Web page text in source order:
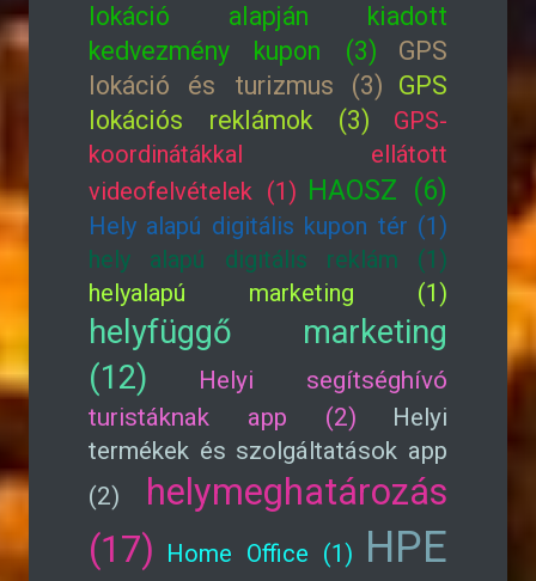
lokáció alapján kiadott
kedvezmény kupon (3)
GPS
lokáció és turizmus (3) GPS
lokációs reklámok (3)
GPS-
koordinátákkal ellátott
videofelvételek (1) HAOSZ (6)
Hely alapú digitális kupon tér (1)
hely alapú digitális reklám (1)
helyalapú marketing (1)
helyfüggő marketing
(12)
Helyi segítséghívó
turistáknak app (2)
Helyi
termékek és szolgáltatások app
(2)
helymeghatározás
(17) Home Office (1) HPE